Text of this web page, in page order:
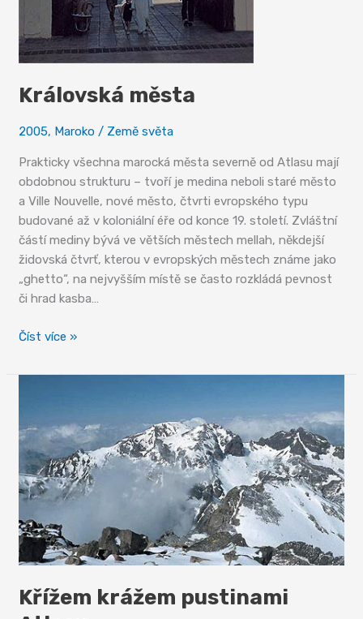
Královská města
2005, Maroko / Země světa
Prakticky všechna marocká města severně od Atlasu mají
obdobnou strukturu – tvoří je medina neboli staré město
a Ville Nouvelle, nové město, čtvrti evropského typu
budované až v koloniální éře od konce 19. století. Zvláštní
částí mediny bývá ve větších městech mellah, někdejší
židovská čtvrť, kterou v evropských městech známe jako
„ghetto“, na nejvyšším místě se často rozkládá pevnost
či hrad kasba…
Královská
Číst více »
Křížem krážem pustinami